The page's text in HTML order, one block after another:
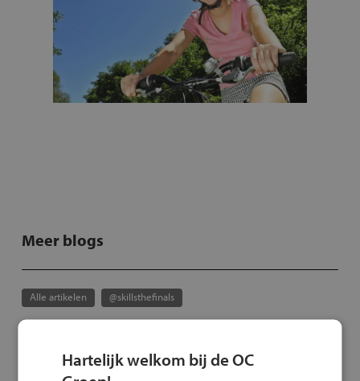
Meer blogs
Alle artikelen @skillsthefinals
Mobiliteit
Hartelijk welkom bij de OC